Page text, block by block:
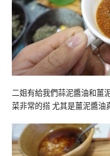
二姐有給我們蒜泥醬油和薑
菜非常的搭 尤其是薑泥醬油